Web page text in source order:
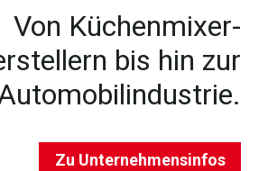
Von Küchenmixer-
bis hin zur
Zu Unternehmensinfos